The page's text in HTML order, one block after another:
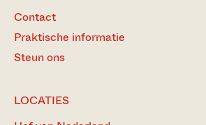
Contact
Praktische informatie
Steun ons
LOCATIES